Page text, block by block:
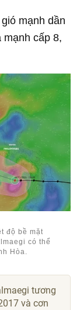
mạnh dần
mạnh cấp 8,
độ bề mặt
có thể
Hòa.
tương
và cơn